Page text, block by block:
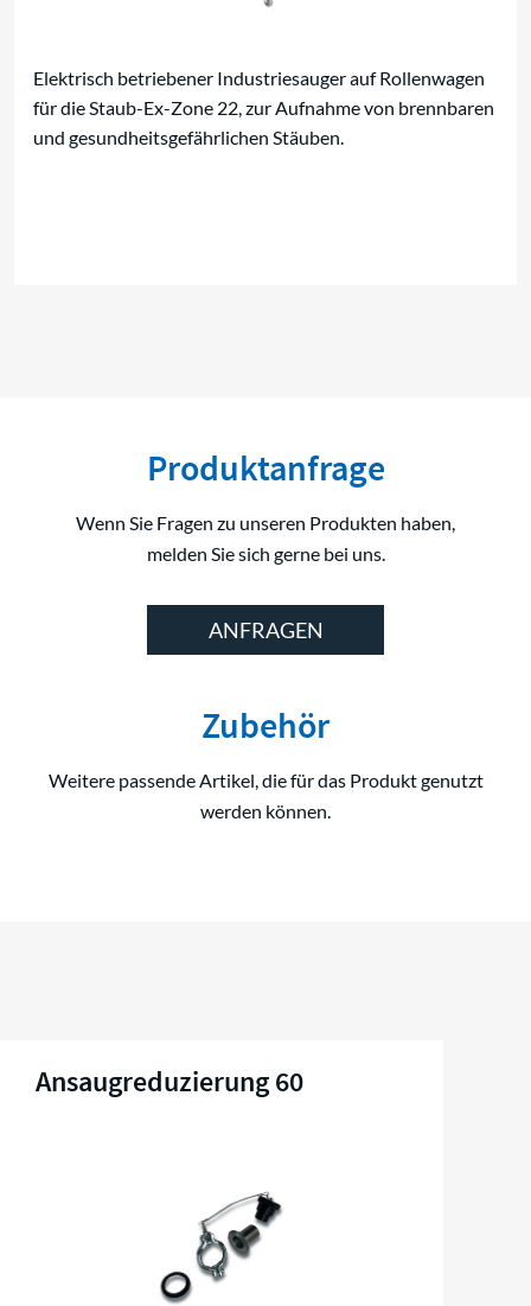
Elektrisch betriebener Industriesauger auf Rollenwagen
für die Staub-Ex-Zone 22, zur Aufnahme von brennbaren
und gesundheitsgefährlichen Stäuben.
Produktanfrage
Wenn Sie Fragen zu unseren Produkten haben,
melden Sie sich gerne bei uns.
ANFRAGEN
Zubehör
Weitere passende Artikel, die für das Produkt genutzt
werden können.
Ansaugreduzierung 60